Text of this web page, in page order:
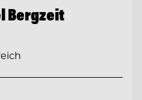
Bergzeit